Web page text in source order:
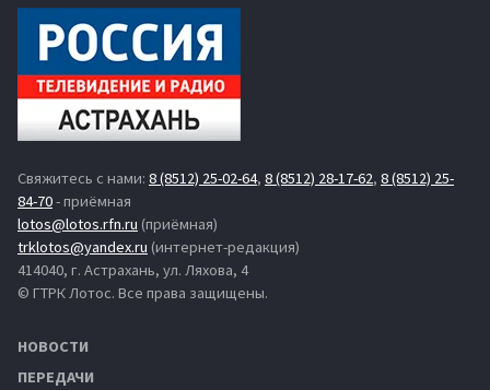
Свяжитесь с нами: 8 (8512) 25-02-64, 8 (8512) 28-17-62, 8 (8512) 25-
84-70- приёмная
lotos@lotos.rfn.ru (приёмная)
trklotos@yandex.ru (интернет-редакция)
414040, г. Астрахань, ул. Ляхова, 4
© ГТРК Лотос. Все права защищены.
НОВОСТИ
ПЕРЕДАЧИ